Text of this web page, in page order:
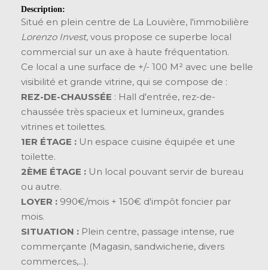
Description:
Situé en plein centre de La Louvière, l'immobilière
Lorenzo Invest, vous propose ce superbe local
commercial sur un axe à haute fréquentation.
Ce local a une surface de +/- 100 M² avec une belle
visibilité et grande vitrine, qui se compose de :
REZ-DE-CHAUSSÉE : Hall d'entrée, rez-de-
chaussée très spacieux et lumineux, grandes
vitrines et toilettes.
1ER ÉTAGE : Un espace cuisine équipée et une
toilette.
2ÈME ÉTAGE : Un local pouvant servir de bureau
ou autre.
LOYER : 990€/mois + 150€ d'impôt foncier par
mois.
SITUATION : Plein centre, passage intense, rue
commerçante (Magasin, sandwicherie, divers
commerces,...).